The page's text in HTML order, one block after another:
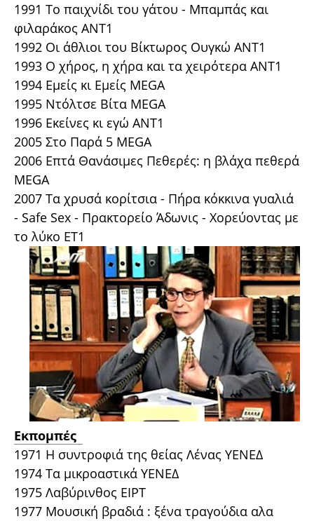
1991 Το παιχνίδι του γάτου - Μπαμπάς και
φιλαράκος ΑΝΤ1
1992 Οι άθλιοι του Βίκτωρος Ουγκώ ΑΝΤ1
1993 Ο χήρος, η χήρα και τα χειρότερα ΑΝΤ1
1994 Εμείς κι Εμείς MEGA
1995 Ντόλτσε Βίτα MEGA
1996 Εκείνες κι εγώ ANT1
2005 Στο Παρά 5 MEGA
2006 Επτά Θανάσιμες Πεθερές: η βλάχα πεθερά
MEGA
2007 Τα χρυσά κορίτσια - Πήρα κόκκινα γυαλιά
- Safe Sex - Πρακτορείο Άδωνις - Χορεύοντας με
το λύκο ΕΤ1
Εκπομπές
1971 Η συντροφιά της θείας Λένας ΥΕΝΕΔ
1974 Τα μικροαστικά ΥΕΝΕΔ
1975 Λαβύρινθος ΕΙΡΤ
1977 Μουσική βραδιά : ξένα τραγούδια αλα